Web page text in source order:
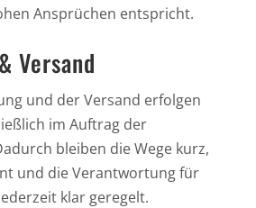
Ansprüchen entspricht.
Versand
und der Versand erfolgen
im Auftrag der
bleiben die Wege kurz,
und die Verantwortung für
klar geregelt.